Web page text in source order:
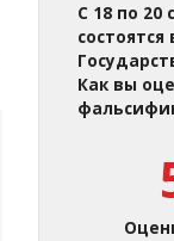
С 18 по 20
Как вы